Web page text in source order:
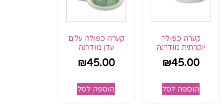
קערה כפולה
יוקרתית מודרנה
₪45.00
הוספה לסל
קערה כפולה עלים
עדן מודרנה
₪45.00
הוספה לסל